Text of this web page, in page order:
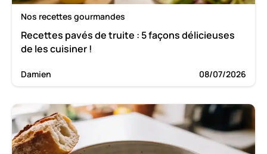
Nos recettes gourmandes
Recettes pavés de truite : 5 façons délicieuses
de les cuisiner !
Damien 08/07/2026